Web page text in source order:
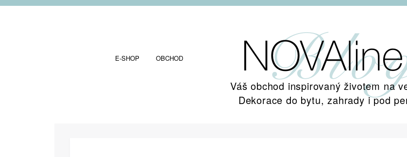
E-SHOP OBCHOD
Váš obchod inspirovaný životem na
Dekorace do bytu, zahrady i pod